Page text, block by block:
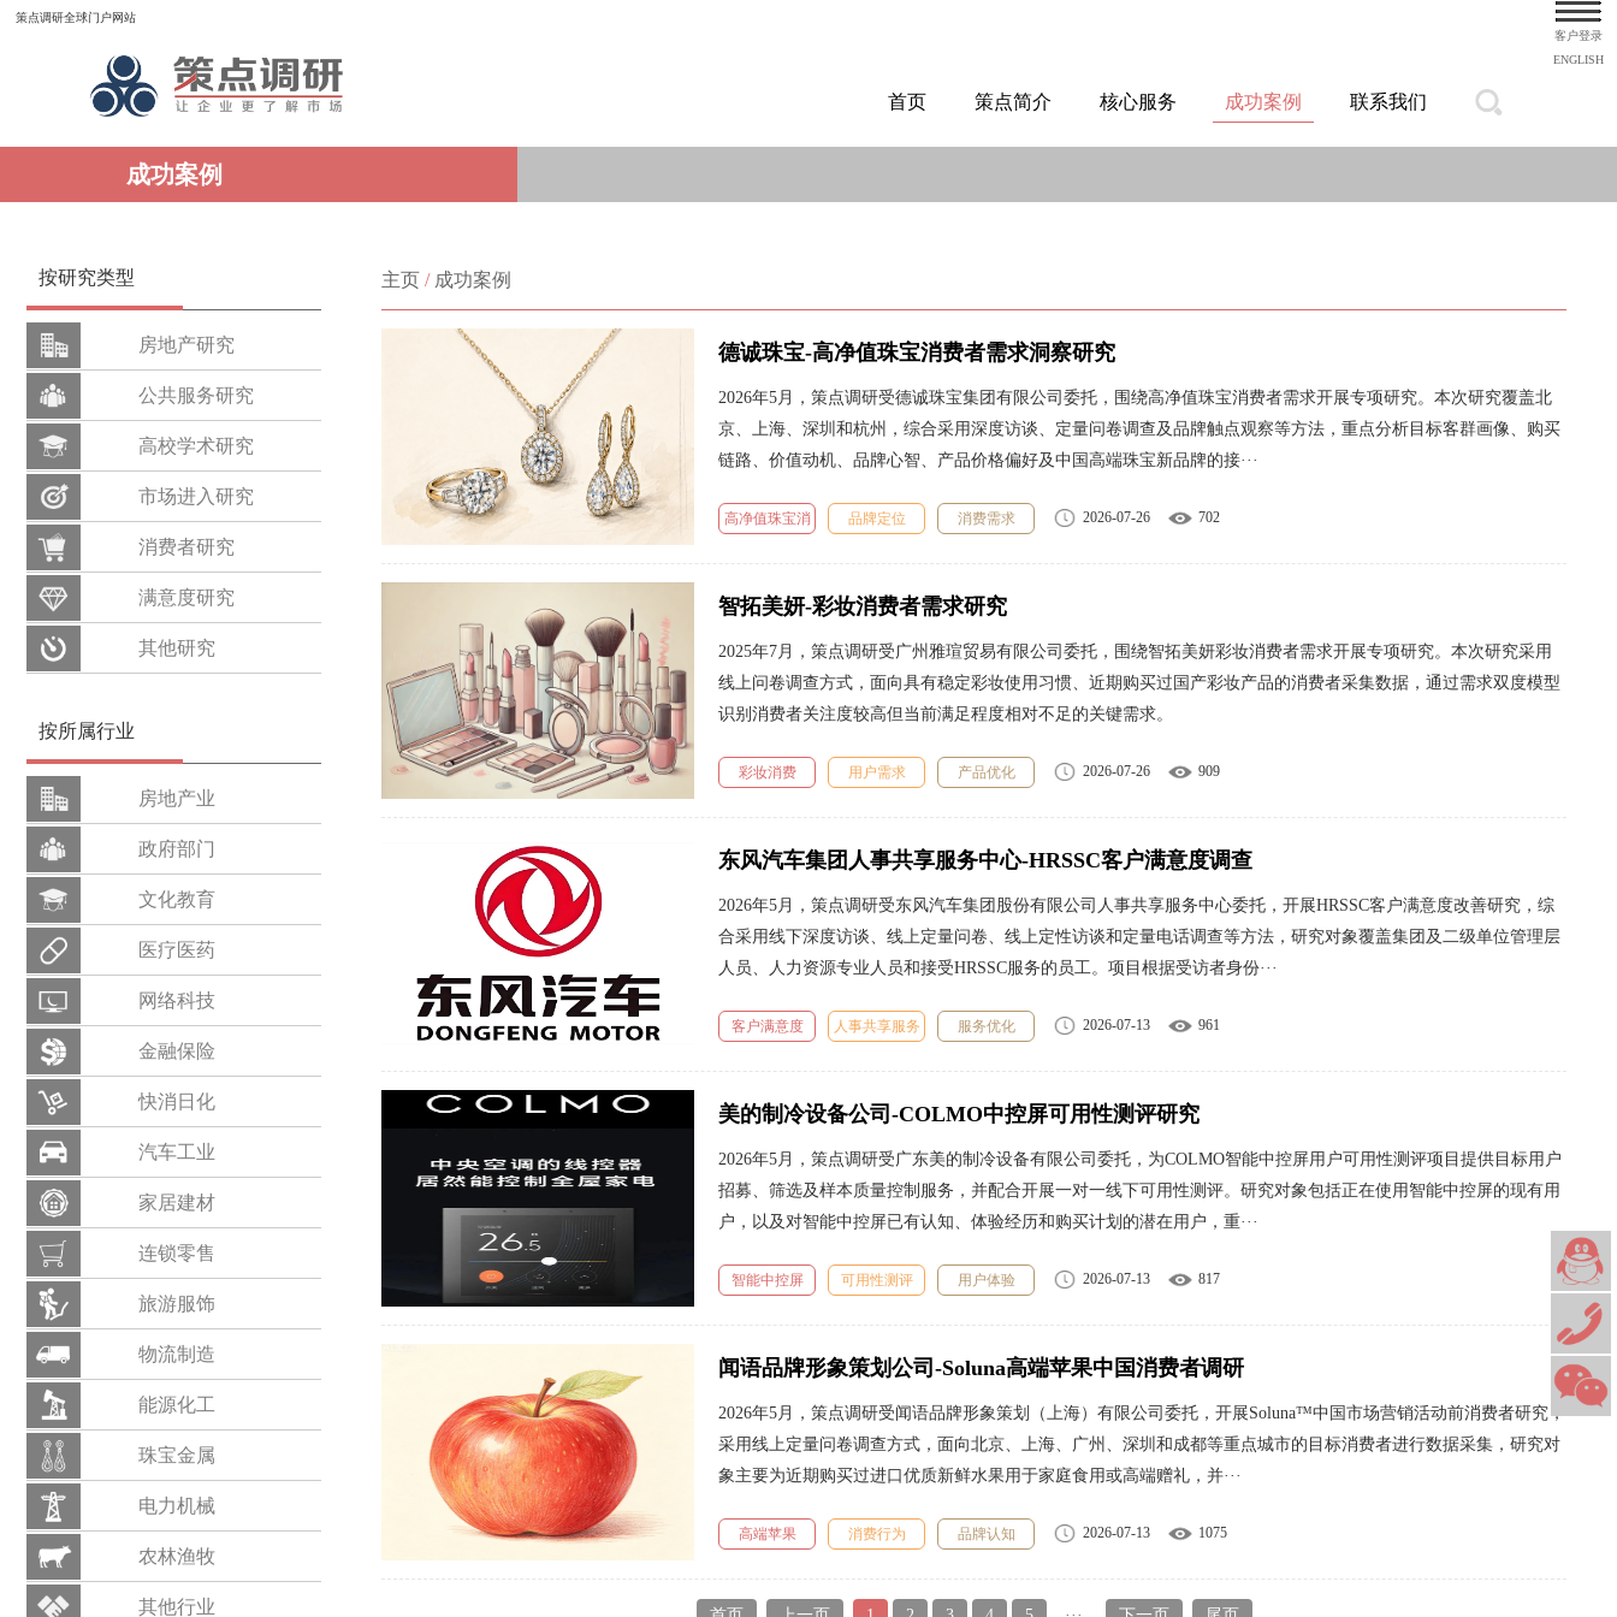
策点调研全球门户网站
客户登录
ENGLISH
首页 策点简介 核心服务 成功案例 联系我们
成功案例
按研究类型
房地产研究
公共服务研究
高校学术研究
市场进入研究
消费者研究
满意度研究
其他研究
按所属行业
房地产业
政府部门
文化教育
医疗医药
网络科技
金融保险
快消日化
汽车工业
家居建材
连锁零售
旅游服饰
物流制造
能源化工
珠宝金属
电力机械
农林渔牧
其他行业
主页 / 成功案例
德诚珠宝-高净值珠宝消费者需求洞察研究
2026年5月，策点调研受德诚珠宝集团有限公司委托，围绕高净值珠宝消费者需求开展专项研究。本次研究覆盖北
京、上海、深圳和杭州，综合采用深度访谈、定量问卷调查及品牌触点观察等方法，重点分析目标客群画像、购买
链路、价值动机、品牌心智、产品价格偏好及中国高端珠宝新品牌的接···
高净值珠宝消
品牌定位 消费需求 2026-07-26 702
智拓美妍-彩妆消费者需求研究
2025年7月，策点调研受广州雅瑄贸易有限公司委托，围绕智拓美妍彩妆消费者需求开展专项研究。本次研究采用
线上问卷调查方式，面向具有稳定彩妆使用习惯、近期购买过国产彩妆产品的消费者采集数据，通过需求双度模型
识别消费者关注度较高但当前满足程度相对不足的关键需求。
彩妆消费 用户需求 产品优化 2026-07-26 909
东风汽车集团人事共享服务中心-HRSSC客户满意度调查
2026年5月，策点调研受东风汽车集团股份有限公司人事共享服务中心委托，开展HRSSC客户满意度改善研究，综
合采用线下深度访谈、线上定量问卷、线上定性访谈和定量电话调查等方法，研究对象覆盖集团及二级单位管理层
人员、人力资源专业人员和接受HRSSC服务的员工。项目根据受访者身份···
客户满意度 人事共享服务 服务优化 2026-07-13 961
美的制冷设备公司-COLMO中控屏可用性测评研究
2026年5月，策点调研受广东美的制冷设备有限公司委托，为COLMO智能中控屏用户可用性测评项目提供目标用户
招募、筛选及样本质量控制服务，并配合开展一对一线下可用性测评。研究对象包括正在使用智能中控屏的现有用
户，以及对智能中控屏已有认知、体验经历和购买计划的潜在用户，重···
智能中控屏 可用性测评 用户体验 2026-07-13 817
闻语品牌形象策划公司-Soluna高端苹果中国消费者调研
2026年5月，策点调研受闻语品牌形象策划（上海）有限公司委托，开展Soluna™中国市场营销活动前消费者研究，
采用线上定量问卷调查方式，面向北京、上海、广州、深圳和成都等重点城市的目标消费者进行数据采集，研究对
象主要为近期购买过进口优质新鲜水果用于家庭食用或高端赠礼，并···
高端苹果 消费行为 品牌认知 2026-07-13 1075